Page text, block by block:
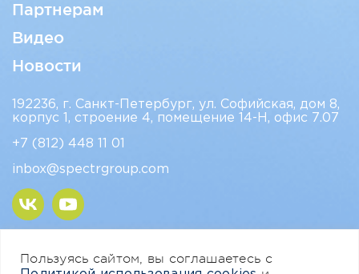
Пользуясь сайтом, вы соглашаетесь с
Партнерам
Видео
Новости
192236, г. Санкт-Петербург, ул. Софийская, дом 8,
корпус 1, строение 4, помещение 14-Н, офис 7.07
+7 (812) 448 11 01
inbox@spectrgroup.com
Cогласие на обработку персональных данных